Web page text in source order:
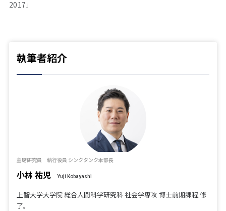
2017」
執筆者紹介
主席研究員 執行役員 シンクタンク本部長
小林 祐児 Yuji Kobayashi
上智大学大学院 総合人間科学研究科 社会学専攻 博士前期課程 修
了。